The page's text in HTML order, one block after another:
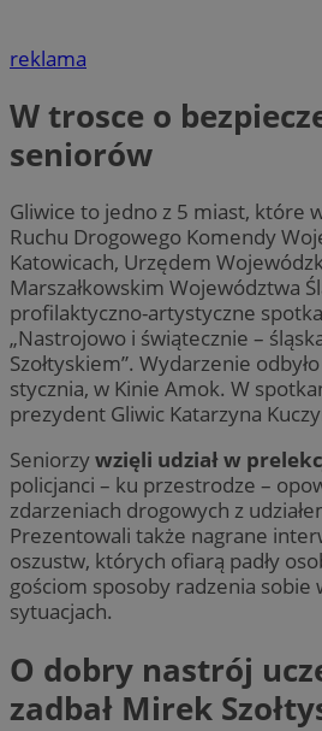
reklama
W trosce o
seniorów
Gliwice to jedno z 5 miast, które
Ruchu Drogowego Komendy
Katowicach, Urzędem
Marszałkowskim Województwa
profilaktyczno-artystyczne
„Nastrojowo i świątecznie –
Szołtyskiem”. Wydarzenie
stycznia, w Kinie Amok. W
prezydent Gliwic Katarzyna
Seniorzywzięli udział w
policjanci – ku przestrodze –
zdarzeniach drogowych z
Prezentowali także nagrane
oszustw, których ofiarą padły
gościom sposoby radzenia sobie
sytuacjach.
O dobry nastrój
zadbał Mirek